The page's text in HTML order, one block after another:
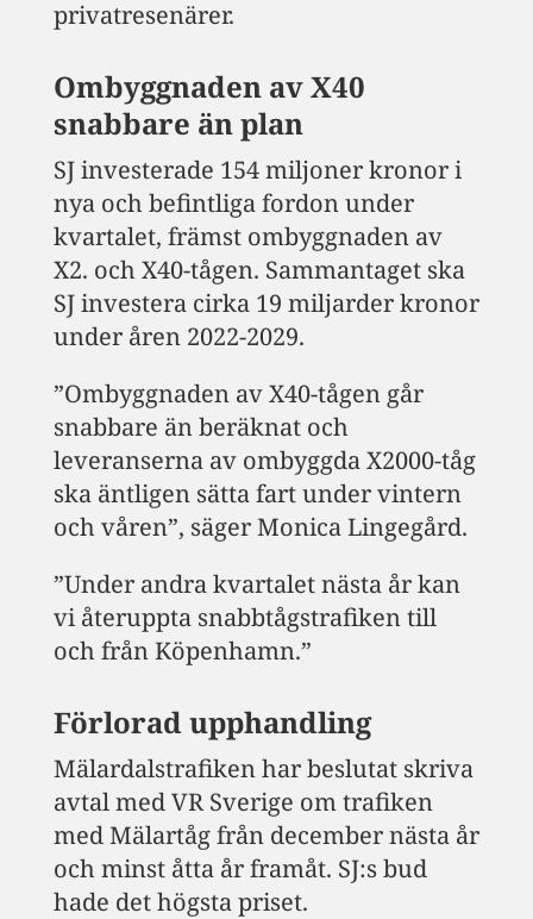
privatresenärer.
Ombyggnaden av X40
snabbare än plan
SJ investerade 154 miljoner kronor i
nya och befintliga fordon under
kvartalet, främst ombyggnaden av
X2. och X40-tågen. Sammantaget ska
SJ investera cirka 19 miljarder kronor
under åren 2022-2029.
”Ombyggnaden av X40-tågen går
snabbare än beräknat och
leveranserna av ombyggda X2000-tåg
ska äntligen sätta fart under vintern
och våren”, säger Monica Lingegård.
”Under andra kvartalet nästa år kan
vi återuppta snabbtågstrafiken till
och från Köpenhamn.”
Förlorad upphandling
Mälardalstrafiken har beslutat skriva
avtal med VR Sverige om trafiken
med Mälartåg från december nästa år
och minst åtta år framåt. SJ:s bud
hade det högsta priset.